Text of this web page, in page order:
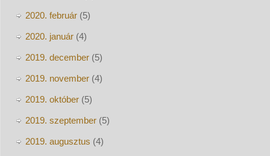
2020. február(5)
2020. január(4)
2019. december(5)
2019. november(4)
2019. október(5)
2019. szeptember(5)
2019. augusztus (4)